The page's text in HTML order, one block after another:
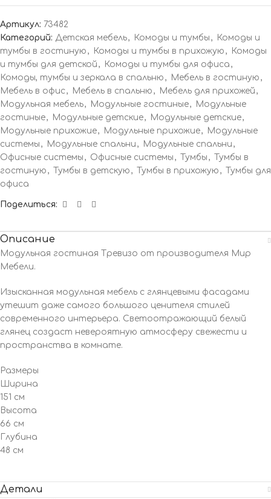
Артикул: 73482
Категорий: Детская мебель, Комоды и тумбы ,
Комоды и
тумбы в гостиную , Комоды и тумбы в прихожую ,
Комоды
и тумбы для детской , Комоды и тумбы для офиса ,
Комоды, тумбы и зеркала в спальню , Мебель в гостиную ,
Мебель в офис, Мебель в спальню , Мебель для прихожей ,
Модульная мебель, Модульные гостиные, Модульные
гостиные, Модульные детские, Модульные детские,
Модульные прихожие, Модульные прихожие, Модульные
системы , Модульные спальни , Модульные спальни ,
Офисные системы , Офисные системы , Тумбы ,
Тумбы в
гостиную , Тумбы в детскую , Тумбы в прихожую ,
Тумбы для
офиса
Поделиться:
Описание
Модульная гостиная Тревизо от производителя Мир
Мебели.
Изысканная модульная мебель с глянцевыми фасадами
утешит даже самого большого ценителя стилей
современного интерьера. Светоотражающий белый
глянец создаст невероятную атмосферу свежести и
пространства в комнате.
Размеры
Ширина
151 см
Высота
66 см
Глубина
48 см
Детали